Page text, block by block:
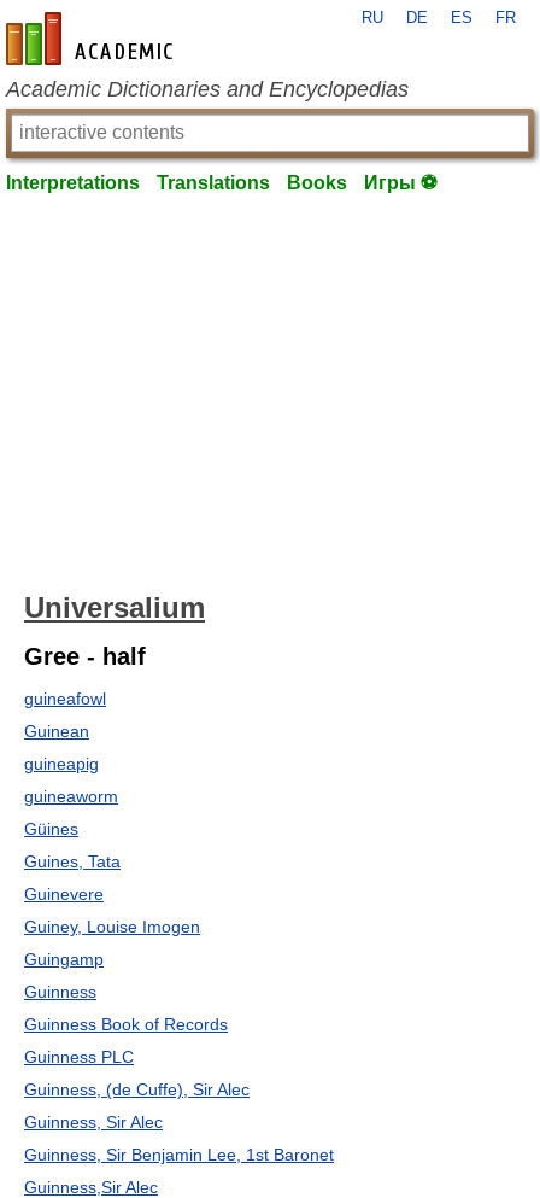
en-academic.com
RU DE ES FR
Academic Dictionaries and Encyclopedias
Interpretations Translations Books Игры ⚽
Universalium
Gree - half
guineafowl
Guinean
guineapig
guineaworm
Güines
Guines, Tata
Guinevere
Guiney, Louise Imogen
Guingamp
Guinness
Guinness Book of Records
Guinness PLC
Guinness, (de Cuffe), Sir Alec
Guinness, Sir Alec
Guinness, Sir Benjamin Lee, 1st Baronet
Guinness,Sir Alec